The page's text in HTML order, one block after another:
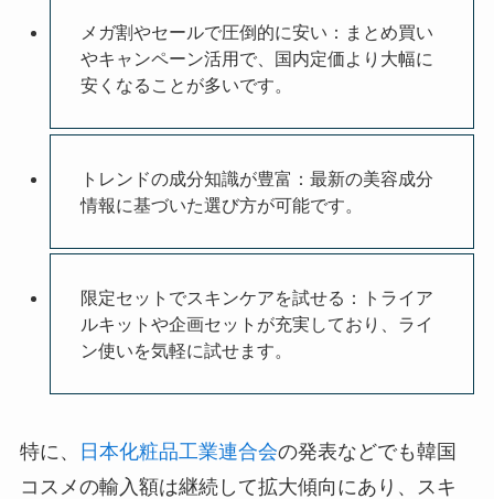
メガ割やセールで圧倒的に安い：まとめ買い
やキャンペーン活用で、国内定価より大幅に
安くなることが多いです。
トレンドの成分知識が豊富：最新の美容成分
情報に基づいた選び方が可能です。
限定セットでスキンケアを試せる：トライア
ルキットや企画セットが充実しており、ライ
ン使いを気軽に試せます。
特に、 日本化粧品工業連合会の発表などでも韓国
コスメの輸入額は継続して拡大傾向にあり、スキ